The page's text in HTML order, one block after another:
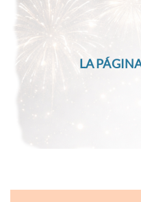
LA